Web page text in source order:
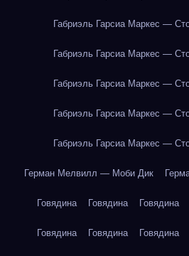
Габриэль Гарсиа Маркес —
Габриэль Гарсиа Маркес —
Габриэль Гарсиа Маркес —
Габриэль Гарсиа Маркес —
Габриэль Гарсиа Маркес —
Герман Мелвилл — Моби Дик
Говядина Говядина Говядина
Говядина Говядина Говядина